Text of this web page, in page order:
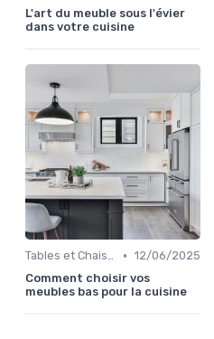
L'art du meuble sous l'évier
dans votre cuisine
Tables et Chaises • 12/06/2025
Comment choisir vos
meubles bas pour la cuisine